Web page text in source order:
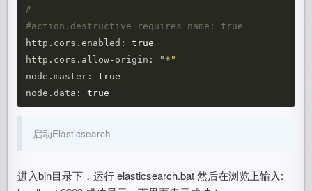
#
#action.destructive_requires_name: true
http.cors.enabled:
http.cors.allow-origin:
"*"
node.master:
node.data: true
启动Elasticsearch
进入bin目录下，运行 elasticsearch.bat 然后在浏览上输入: